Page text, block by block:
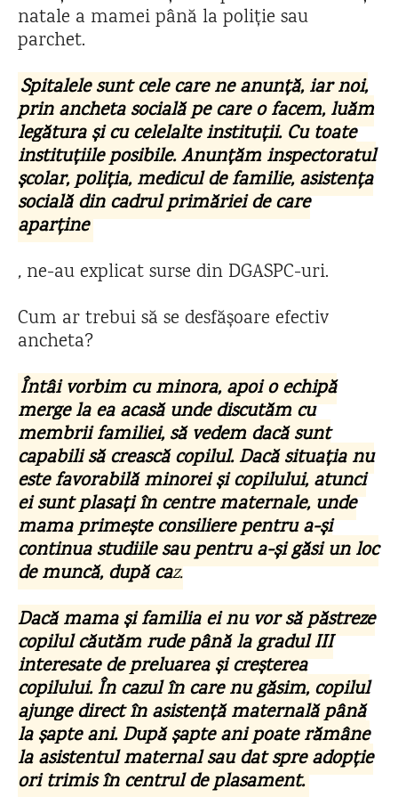
natale a mamei până la poliție sau
parchet.
Spitalele sunt cele care ne anunță, iar noi,
prin ancheta socială pe care o facem, luăm
legătura și cu celelalte instituții. Cu toate
instituțiile posibile. Anunțăm inspectoratul
școlar, poliția, medicul de familie, asistența
socială din cadrul primăriei de care
aparține
, ne-au explicat surse din DGASPC-uri.
Cum ar trebui să se desfășoare efectiv
ancheta?
Întâi vorbim cu minora, apoi o echipă
merge la ea acasă unde discutăm cu
membrii familiei, să vedem dacă sunt
capabili să crească copilul. Dacă situația nu
este favorabilă minorei și copilului, atunci
ei sunt plasați în centre maternale, unde
mama primește consiliere pentru a-și
continua studiile sau pentru a-și găsi un loc
de muncă, după caz.
Dacă mama și familia ei nu vor să păstreze
copilul căutăm rude până la gradul III
interesate de preluarea și creșterea
copilului. În cazul în care nu găsim, copilul
ajunge direct în asistență maternală până
la șapte ani. După șapte ani poate rămâne
la asistentul maternal sau dat spre adopție
ori trimis în centrul de plasament.